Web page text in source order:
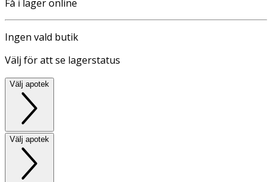
Få i lager online
Ingen vald butik
Välj för att se lagerstatus
Välj apotek
Välj apotek